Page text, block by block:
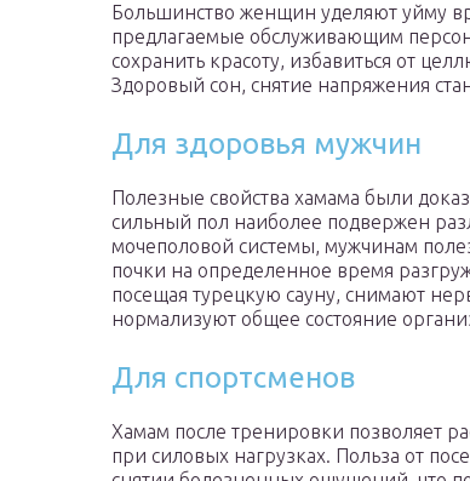
Большинство женщин уделяют уйму
предлагаемые обслуживающим
сохранить красоту, избавиться от
Здоровый сон, снятие напряжения
Для здоровья мужчин
Полезные свойства хамама были
сильный пол наиболее подвержен
мочеполовой системы, мужчинам
почки на определенное время
посещая турецкую сауну, снимают
нормализуют общее состояние
Для спортсменов
Хамам после тренировки позволяет
при силовых нагрузках. Польза от